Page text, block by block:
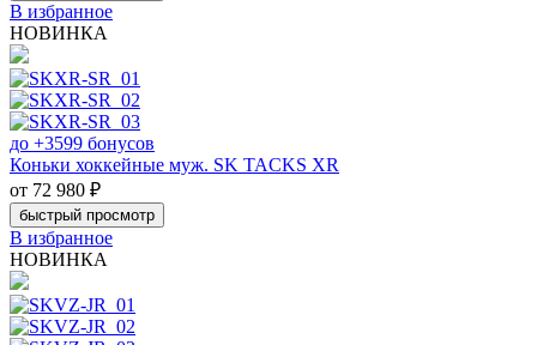
В избранное
НОВИНКА
до +3599 бонусов
Коньки хоккейные муж. SK TACKS XR
от 72 980 ₽
быстрый просмотр
В избранное
НОВИНКА